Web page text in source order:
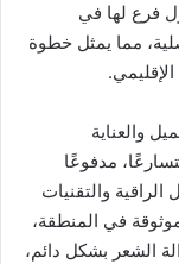
فرع لها في
مما يمثل خطوة
والعناية
مدفوعًا
والتقنيات
في المنطقة،
الشعر بشكل دائم،